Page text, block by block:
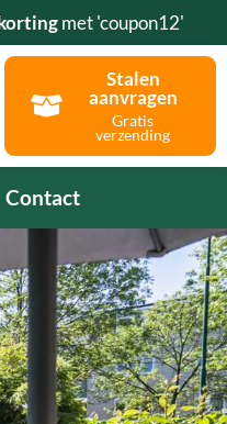
met 'coupon12'
Stalen
aanvragen
Gratis
verzending
Contact